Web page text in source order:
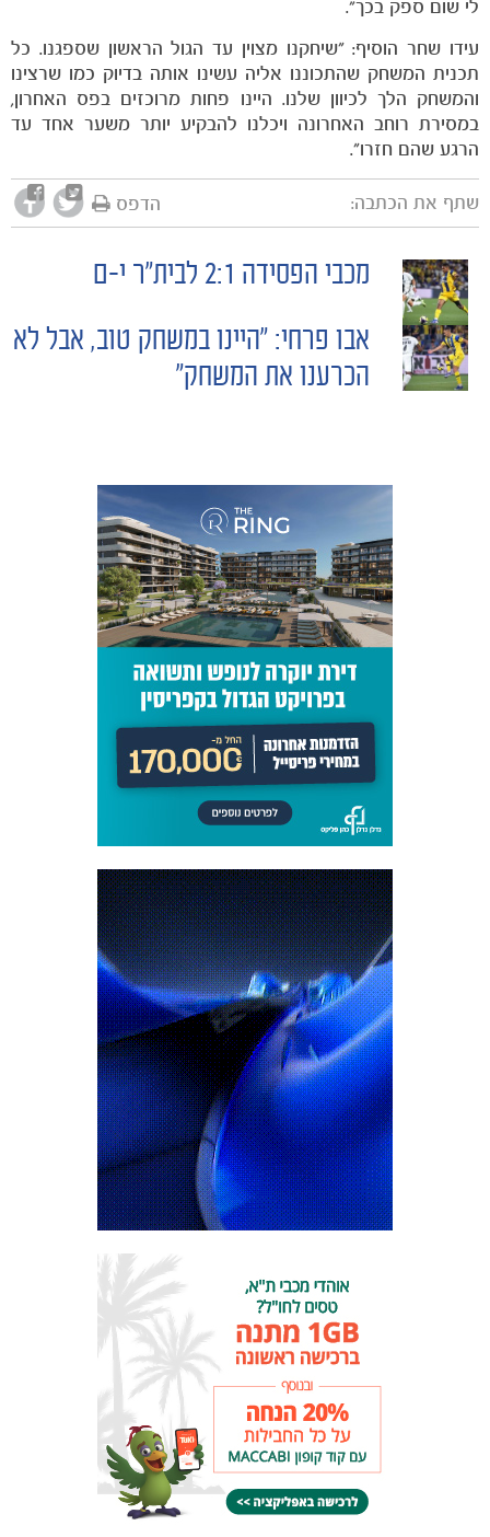
לי שום ספק בכך".
עידו שחר הוסיף: ״שיחקנו מצוין עד הגול הראשון שספגנו. כל
תכנית המשחק שהתכוננו אליה עשינו אותה בדיוק כמו שרצינו
והמשחק הלך לכיוון שלנו. היינו פחות מרוכזים בפס האחרון,
במסירת רוחב האחרונה ויכלנו להבקיע יותר משער אחד עד
הרגע שהם חזרו״.
שתף את הכתבה: הדפס
POST
NAVIGATION
מכבי הפסידה 2:1 לבית"ר י-ם
אבו פרחי: "היינו במשחק טוב, אבל לא
הכרענו את המשחק"